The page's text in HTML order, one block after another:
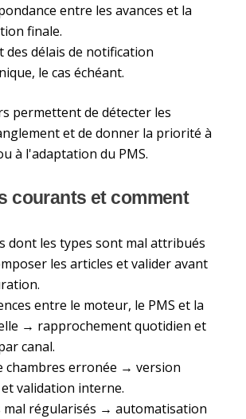
entre les avances et la
finale.
des délais de notification
le cas échéant.
permettent de détecter les
et de donner la priorité à
à l'adaptation du PMS.
courants et comment
dont les types sont mal attribués
les articles et valider avant
entre le moteur, le PMS et la
→ rapprochement quotidien et
canal.
chambres erronée → version
validation interne.
mal régularisés → automatisation